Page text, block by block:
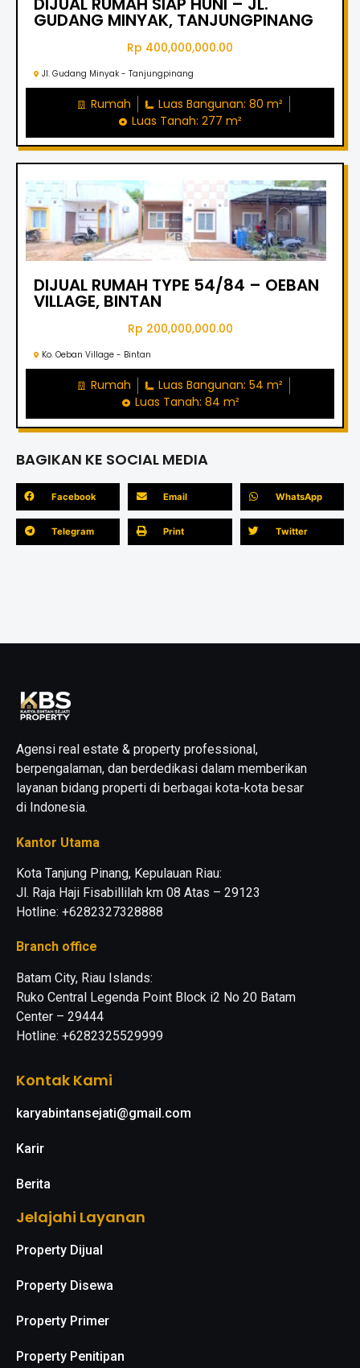
GUDANG MINYAK, TANJUNGPINANG
Rp 400,000,000.00
Jl. Gudang Minyak - Tanjungpinang
Rumah
Luas Bangunan: 80 m²
Luas Tanah: 277 m²
DIJUAL RUMAH TYPE 54/84 – OEBAN
VILLAGE, BINTAN
Rp 200,000,000.00
Ko. Oeban Village - Bintan
Rumah
Luas Bangunan: 54 m²
Luas Tanah: 84 m²
BAGIKAN KE SOCIAL MEDIA
Facebook Email WhatsApp
Telegram Print Twitter
Agensi real estate & property professional,
berpengalaman, dan berdedikasi dalam memberikan
layanan bidang properti di berbagai kota-kota besar
di Indonesia.
Kantor Utama
Kota Tanjung Pinang, Kepulauan Riau:
Jl. Raja Haji Fisabillilah km 08 Atas – 29123
Hotline: +6282327328888
Branch office
Batam City, Riau Islands:
Ruko Central Legenda Point Block i2 No 20 Batam
Center – 29444
Hotline: +6282325529999
Kontak Kami
karyabintansejati@gmail.com
Karir
Berita
Jelajahi Layanan
Property Dijual
Property Disewa
Property Primer
Property Penitipan